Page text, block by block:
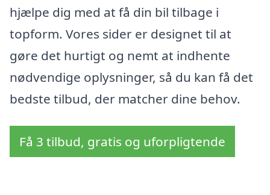
hjælpe dig med at få din bil tilbage i
topform. Vores sider er designet til at
gøre det hurtigt og nemt at indhente
nødvendige oplysninger, så du kan få det
bedste tilbud, der matcher dine behov.
Få 3 tilbud, gratis og uforpligtende